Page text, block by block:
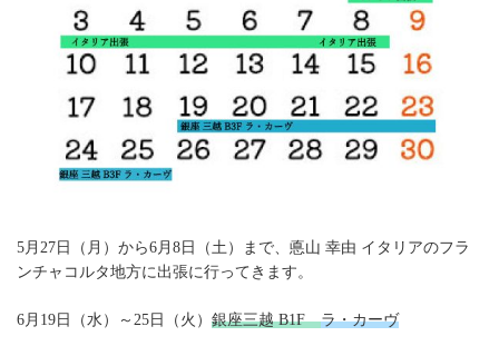
5月27日（月）から6月8日（土）まで、悳山 幸由 イタリアのフラ
ンチャコルタ地方に出張に行ってきます。
6月19日（水）～25日（火） 銀座三越 B1Fラ・カーヴ